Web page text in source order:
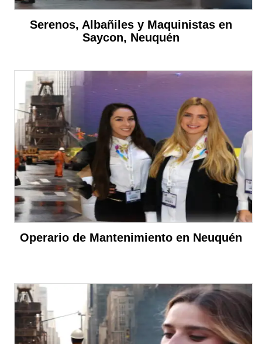
Serenos, Albañiles y Maquinistas en
Saycon, Neuquén
Operario de Mantenimiento en Neuquén